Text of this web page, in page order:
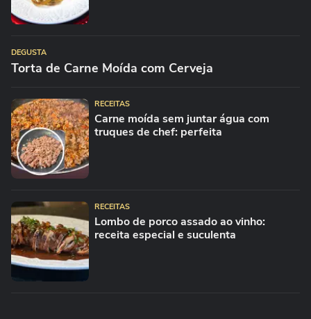
DEGUSTA
Torta de Carne Moída com Cerveja
RECEITAS
Carne moída sem juntar água com
truques de chef: perfeita
RECEITAS
Lombo de porco assado ao vinho:
receita especial e suculenta